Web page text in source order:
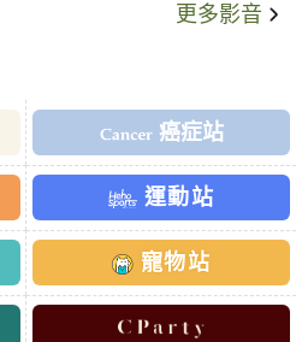
更多影音
癌症站
運動站
寵物站